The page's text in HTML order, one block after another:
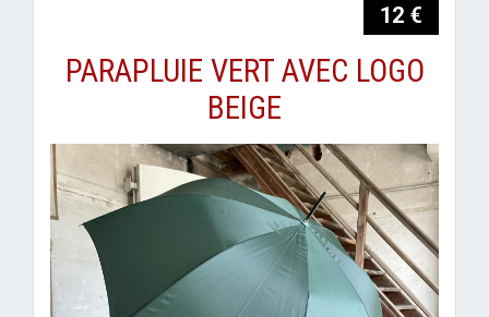
12 €
PARAPLUIE VERT AVEC LOGO
BEIGE